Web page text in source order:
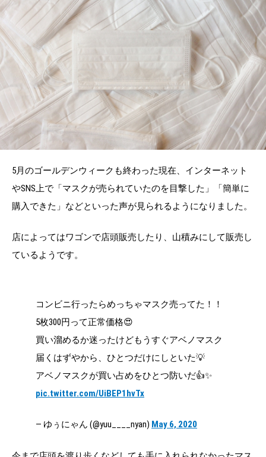
5月のゴールデンウィークも終わった現在、インターネット
やSNS上で「マスクが売られていたのを目撃した」「簡単に
購入できた」などといった声が見られるようになりました。
店によってはワゴンで店頭販売したり、山積みにして販売し
ているようです。
コンビニ行ったらめっちゃマスク売ってた！！
5枚300円って正常価格😍
買い溜めるか迷ったけどもうすぐアベノマスク
届くはずやから、ひとつだけにしといた💡
アベノマスクが買い占めをひとつ防いだ👍✨
pic.twitter.com/UiBEP1hvTx
— ゆぅにゃん (@yuu____nyan) May 6, 2020